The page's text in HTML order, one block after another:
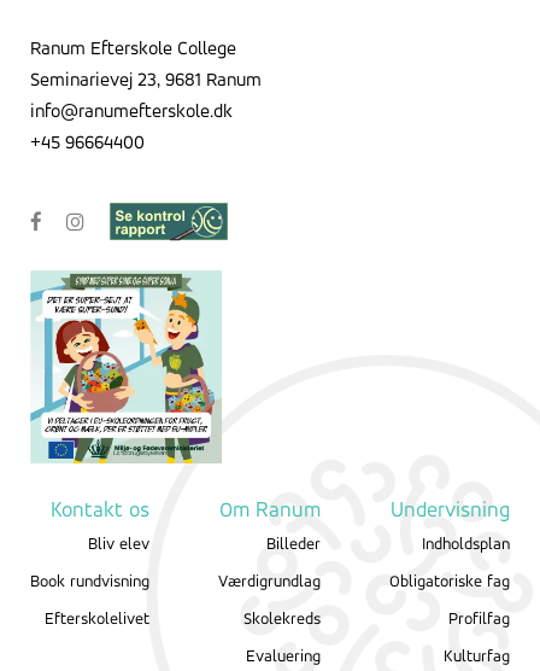
Ranum Efterskole College
Seminarievej 23, 9681 Ranum
info@ranumefterskole.dk
+45 96664400
Kontakt os
Bliv elev
Book rundvisning
Efterskolelivet
Om Ranum
Billeder
Værdigrundlag
Skolekreds
Evaluering
Undervisning
Indholdsplan
Obligatoriske fag
Profilfag
Kulturfag